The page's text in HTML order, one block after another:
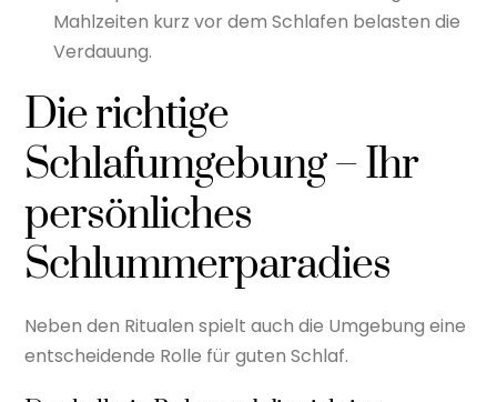
Mahlzeiten kurz vor dem Schlafen belasten die
Verdauung.
Die richtige
Schlafumgebung – Ihr
persönliches
Schlummerparadies
Neben den Ritualen spielt auch die Umgebung eine
entscheidende Rolle für guten Schlaf.